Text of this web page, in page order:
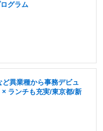
グラム
異業種から事務デビュ
ランチも充実/東京都/新